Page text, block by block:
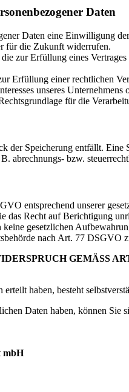
Daten
Daten eine Einwilligung
für die Zukunft widerrufen.
zur Erfüllung eines
Erfüllung einer rechtlichen
unseres
für die
der Speicherung entfällt.
abrechnungs- bzw.
entsprechend unserer
das Recht auf Berichtigung
gesetzlichen
nach Art. 77 DSGVO
GEMÄSS
haben, besteht
Daten haben, können
mbH